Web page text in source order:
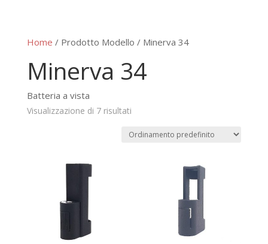
Home / Prodotto Modello / Minerva 34
Minerva 34
Batteria a vista
Visualizzazione di 7 risultati